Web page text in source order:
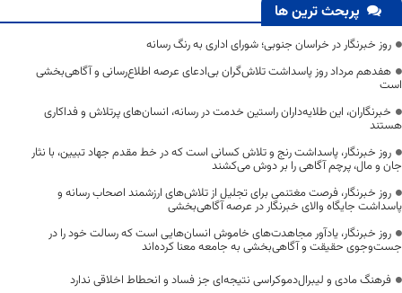
پربحث ترین ها
روز خبرنگار در خراسان جنوبی؛ شورای اداری به رنگ رسانه
هفدهم مرداد روز پاسداشت تلاش‌گران بی‌ادعای عرصه اطلاع‌رسانی و آگاهی‌بخشی
است
خبرنگاران، این طلایه‌داران راستین خدمت در رسانه، انسان‌های پرتلاش و فداکاری
هستند
روز خبرنگار، پاسداشت رنج و تلاش کسانی است که در خط مقدم جهاد تبیین، با نثار
جان و مال، پرچم آگاهی را بر دوش می‌کشند
روز خبرنگار، فرصت مغتنمی برای تجلیل از تلاش‌های ارزشمند اصحاب رسانه و
پاسداشت جایگاه والای خبرنگار در عرصه آگاهی‌بخشی
روز خبرنگار، یادآور مجاهدت‌های خاموش انسان‌هایی است که رسالت خود را در
جست‌وجوی حقیقت و آگاهی‌بخشی به جامعه معنا کرده‌اند
فرهنگ مادی و لیبرال‌دموکراسی نتیجه‌ای جز فساد و انحطاط اخلاقی ندارد